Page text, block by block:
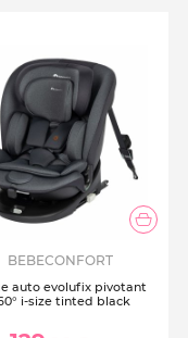
BEBECONFORT
auto evolufix pivotant
i-size tinted black